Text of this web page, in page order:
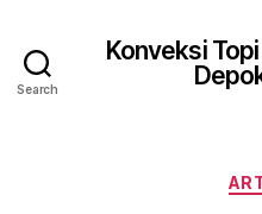
Search
Konveksi